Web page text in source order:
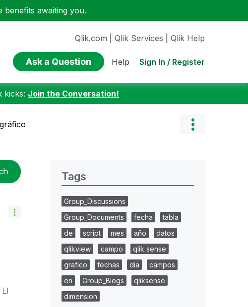
benefits awaiting you.
Qlik.com Qlik Services Qlik Help
Ask a Question Help Sign In / Register
kicks: Join the Conversation!
Tags
Group_Discussions
Group_Documents
fecha
tabla
de
script mes año
datos
qlikview
campo
qlik sense
grafico
fechas dia
campos
en
Group_Blogs
qliksense
dimension